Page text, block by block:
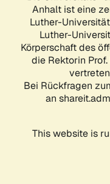
Anhalt ist eine
Luther-
Luther-
Körperschaft des
die Rektorin
Bei Rückfragen
an
This website is